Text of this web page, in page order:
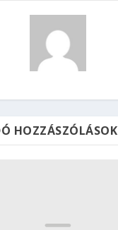
HOZZÁSZÓLÁSOK